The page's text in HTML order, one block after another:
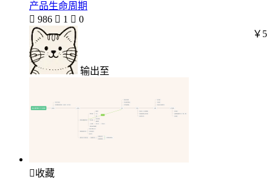
产品生命周期
 986  1  0
输出至
￥5
收藏